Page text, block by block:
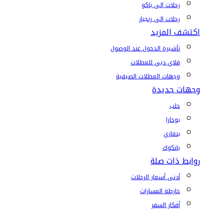
رحلات إلى باكو
رحلات إلى زنجبار
اكتشف المزيد
تأشيرة الدخول عند الوصول
فلاي دبي للعطلات
وجهات العطلات الصيفية
وجهات جديدة
حلب
بوخارا
بنغازي
بانكوك
روابط ذات صلة
أدنى أسعار الرحلات
خارطة المسارات
أفكار السفر